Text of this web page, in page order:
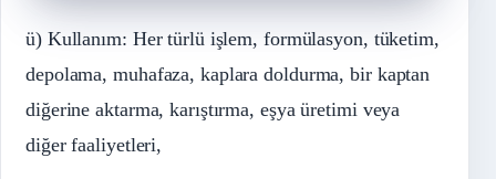
ü) Kullanım: Her türlü işlem, formülasyon, tüketim,
depolama, muhafaza, kaplara doldurma, bir kaptan
diğerine aktarma, karıştırma, eşya üretimi veya
diğer faaliyetleri,